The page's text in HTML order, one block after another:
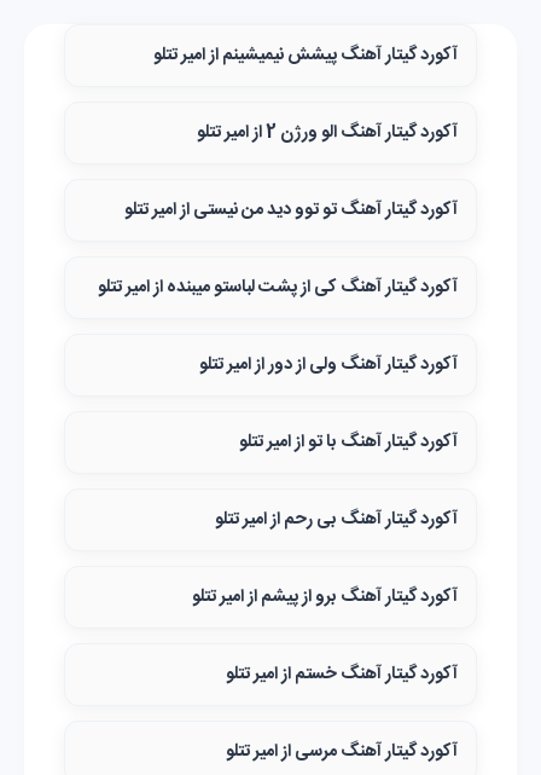
آکورد گیتار آهنگ پیشش نیمیشینم از امیر تتلو
آکورد گیتار آهنگ الو ورژن 2 از امیر تتلو
آکورد گیتار آهنگ تو توو دید من نیستی از امیر تتلو
آکورد گیتار آهنگ کی از پشت لباستو میبنده از امیر تتلو
آکورد گیتار آهنگ ولی از دور از امیر تتلو
آکورد گیتار آهنگ با تو از امیر تتلو
آکورد گیتار آهنگ بی رحم‌ از امیر تتلو
آکورد گیتار آهنگ برو از پیشم از امیر تتلو
آکورد گیتار آهنگ خستم از امیر تتلو
آکورد گیتار آهنگ مرسی از امیر تتلو